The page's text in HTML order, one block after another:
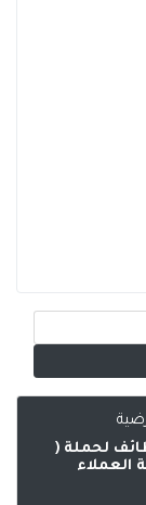
لحملة (
العملاء